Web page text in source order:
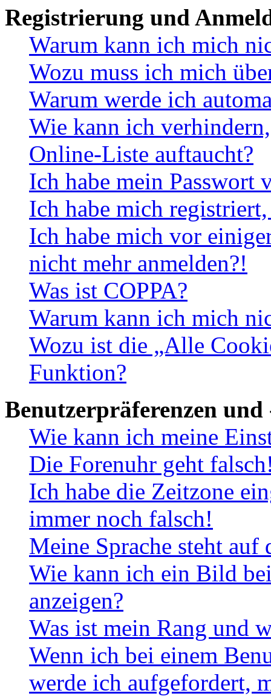
Registrierung und
Warum kann ich mich
Wozu muss ich mich
Warum werde ich
Wie kann ich
Online-Liste auftaucht?
Ich habe mein Passwort
Ich habe mich
Ich habe mich vor
nicht mehr anmelden?!
Was ist COPPA?
Warum kann ich mich
Wozu ist die „Alle
Funktion?
Benutzerpräferenzen und
Wie kann ich meine
Die Forenuhr geht
Ich habe die Zeitzone
immer noch falsch!
Meine Sprache steht
Wie kann ich ein Bild
anzeigen?
Was ist mein Rang und
Wenn ich bei einem
werde ich aufgefordert,